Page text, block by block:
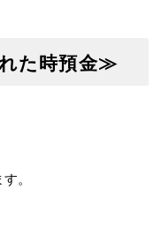
た時預金≫
。